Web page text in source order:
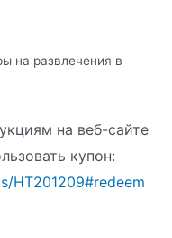
на развлечения в
на веб-сайте
купон:
HT201209#redeem